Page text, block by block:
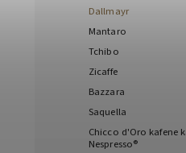
Dallmayr
Mantaro
Tchibo
Zicaffe
Bazzara
Saquella
Chicco d'Oro kafene
Nespresso®